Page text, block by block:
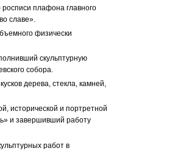
плафона главного
славе».
физически
скульптурную
собора.
дерева, стекла, камней,
исторической и портретной
и завершивший работу
работ в